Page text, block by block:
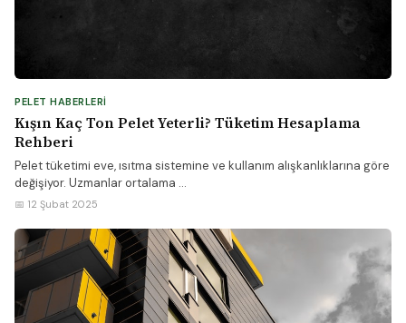
PELET HABERLERI
Kışın Kaç Ton Pelet Yeterli? Tüketim Hesaplama
Rehberi
Pelet tüketimi eve, ısıtma sistemine ve kullanım alışkanlıklarına göre
değişiyor. Uzmanlar ortalama ...
📅 12 Şubat 2025